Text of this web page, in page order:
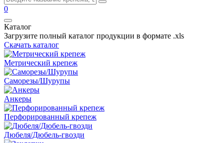
0
Каталог
Загрузите полный каталог продукции в формате .xls
Скачать каталог
Метрический крепеж
Саморезы/Шурупы
Анкеры
Перфорированный крепеж
Дюбеля/Дюбель-гвозди